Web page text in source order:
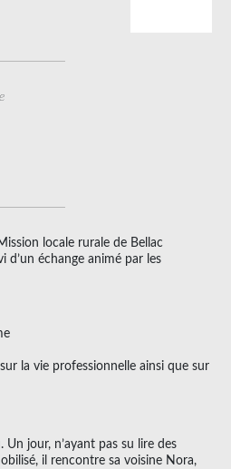
locale rurale de Bellac
d’un échange animé par les
la vie professionnelle ainsi que sur
jour, n’ayant pas su lire des
il rencontre sa voisine Nora,